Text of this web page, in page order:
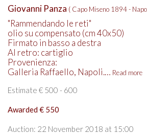
Giovanni Panza ( Capo Miseno 1894 -
"Rammendando le reti"
olio su compensato (cm 40x50)
Firmato in basso a destra
Al retro: cartiglio
Provenienza:
Galleria Raffaello, Napoli.… Read more
Estimate € 500 - 600
Awarded € 550
Auction: 22 November 2018 at 15:00